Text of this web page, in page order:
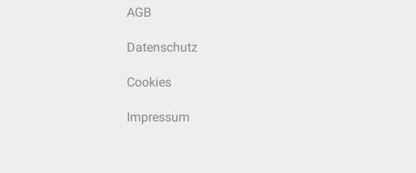
AGB
Datenschutz
Cookies
Impressum